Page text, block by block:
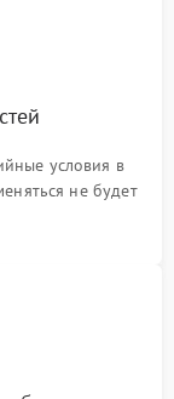
условия в
не будет